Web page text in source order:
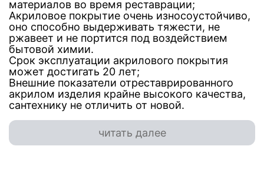
материалов во время реставрации;
Акриловое покрытие очень износоустойчиво,
оно способно выдерживать тяжести, не
ржавеет и не портится под воздействием
бытовой химии.
Срок эксплуатации акрилового покрытия
может достигать 20 лет;
Внешние показатели отреставрированного
акрилом изделия крайне высокого качества,
сантехнику не отличить от новой.
читать далее